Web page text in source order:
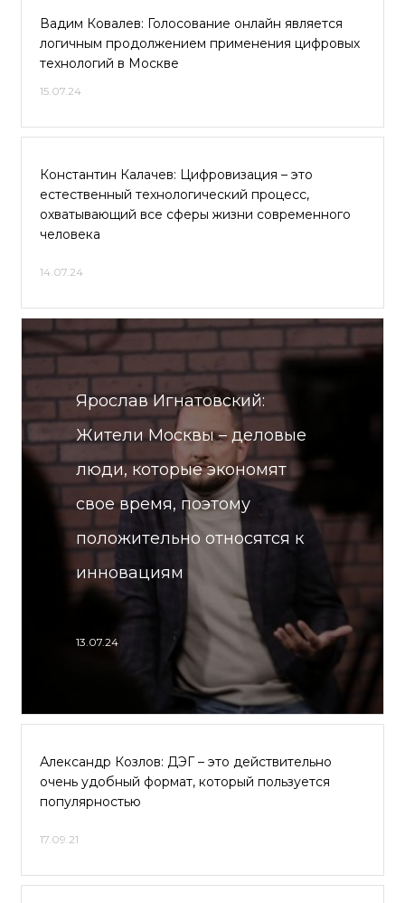
Вадим Ковалев: Голосование онлайн является
логичным продолжением применения цифровых
технологий в Москве
15.07.24
Константин Калачев: Цифровизация – это
естественный технологический процесс,
охватывающий все сферы жизни современного
человека
14.07.24
Ярослав Игнатовский:
Жители Москвы – деловые
люди, которые экономят
свое время, поэтому
положительно относятся к
инновациям
13.07.24
Александр Козлов: ДЭГ – это действительно
очень удобный формат, который пользуется
популярностью
17.09.21